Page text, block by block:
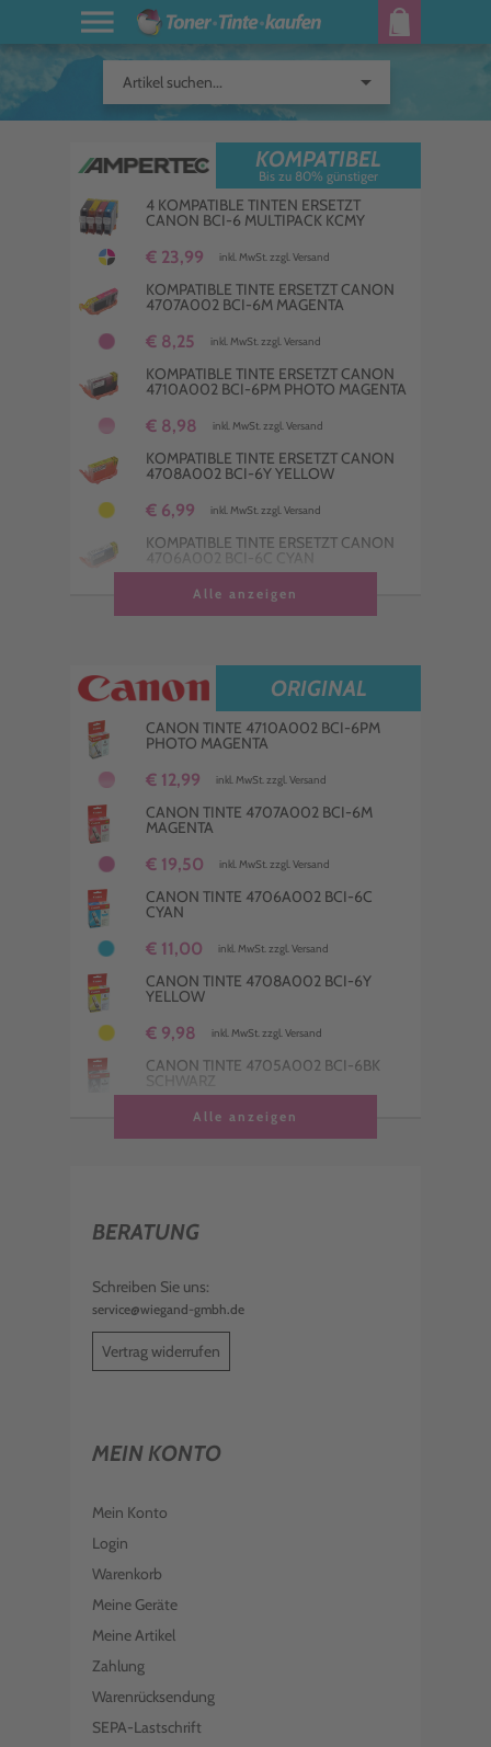
Artikel suchen... arrow_drop_down
KOMPATIBEL
Bis zu 80% günstiger
4 KOMPATIBLE TINTEN ERSETZT
CANON BCI-6 MULTIPACK KCMY
€ 23,99 inkl. MwSt. zzgl. Versand
KOMPATIBLE TINTE ERSETZT CANON
4707A002 BCI-6M MAGENTA
€ 8,25 inkl. MwSt. zzgl. Versand
KOMPATIBLE TINTE ERSETZT CANON
4710A002 BCI-6PM PHOTO MAGENTA
€ 8,98 inkl. MwSt. zzgl. Versand
KOMPATIBLE TINTE ERSETZT CANON
4708A002 BCI-6Y YELLOW
€ 6,99 inkl. MwSt. zzgl. Versand
KOMPATIBLE TINTE ERSETZT CANON
4706A002 BCI-6C CYAN
€ 3,75 inkl. MwSt. zzgl. Versand
€ 8,25 inkl. MwSt. zzgl. Versand
KOMPATIBLE TINTE ERSETZT CANON
4709A002 BCI-6PC PHOTO CYAN
Alle anzeigen
ORIGINAL
CANON TINTE 4710A002 BCI-6PM
PHOTO MAGENTA
€ 12,99 inkl. MwSt. zzgl. Versand
CANON TINTE 4707A002 BCI-6M
MAGENTA
€ 19,50 inkl. MwSt. zzgl. Versand
CANON TINTE 4706A002 BCI-6C
CYAN
€ 11,00 inkl. MwSt. zzgl. Versand
CANON TINTE 4708A002 BCI-6Y
YELLOW
€ 9,98 inkl. MwSt. zzgl. Versand
CANON TINTE 4705A002 BCI-6BK
SCHWARZ
€ 9,98 inkl. MwSt. zzgl. Versand
Alle anzeigen
BERATUNG
Schreiben Sie uns:
service@wiegand-gmbh.de
Vertrag widerrufen
MEIN KONTO
Mein Konto
Login
Warenkorb
Meine Geräte
Meine Artikel
Zahlung
Warenrücksendung
SEPA-Lastschrift